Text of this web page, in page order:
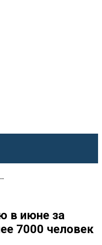
в июне за
7000 человек